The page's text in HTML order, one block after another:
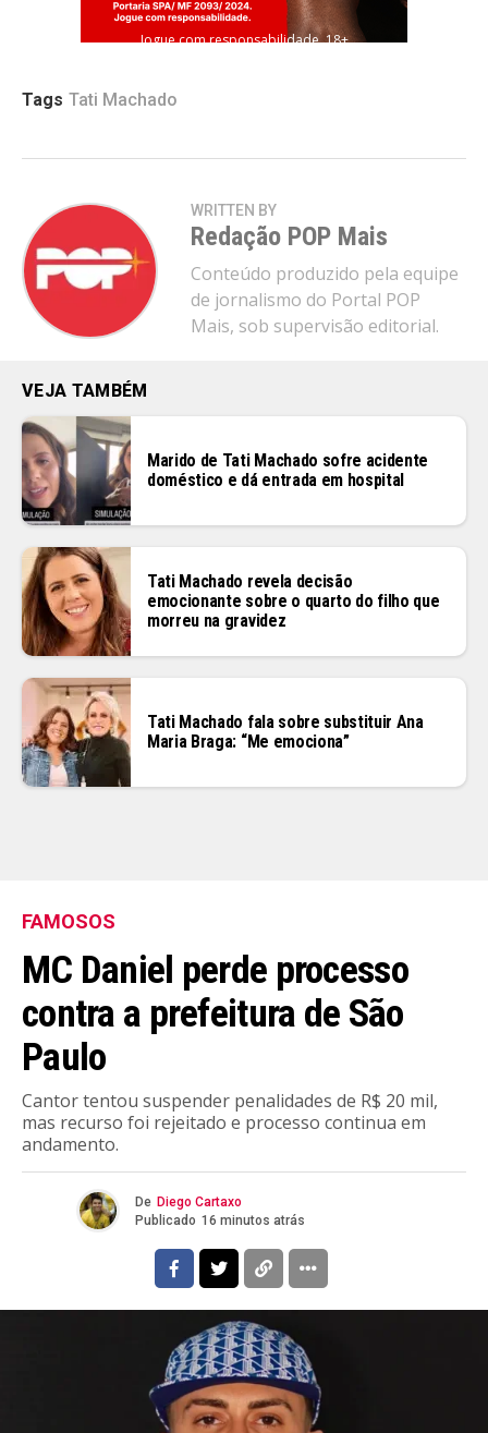
Jogue com responsabilidade. 18+
Tags Tati Machado
WRITTEN BY
Redação POP Mais
Conteúdo produzido pela equipe
de jornalismo do Portal POP
Mais, sob supervisão editorial.
VEJA TAMBÉM
Marido de Tati Machado sofre acidente
doméstico e dá entrada em hospital
Tati Machado revela decisão
emocionante sobre o quarto do filho que
morreu na gravidez
Tati Machado fala sobre substituir Ana
Maria Braga: “Me emociona”
FAMOSOS
MC Daniel perde processo
contra a prefeitura de São
Paulo
Cantor tentou suspender penalidades de R$ 20 mil,
mas recurso foi rejeitado e processo continua em
andamento.
De Diego Cartaxo
Publicado 16 minutos atrás